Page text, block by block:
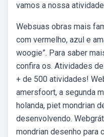
vamos a nossa
Websuas obras mais
com vermelho, azul e
woogie”. Para saber
confira os. Atividades
+ de 500 atividades!
amersfoort, a segunda
holanda, piet mondrian
desenvolvendo.
mondrian desenho para